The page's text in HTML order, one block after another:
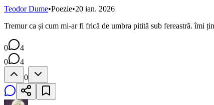
Teodor Dume•Poezie•20 ian. 2026
Tremur ca și cum mi-ar fi frică de umbra pitită sub fereastră. îmi
0
4
0
4
0